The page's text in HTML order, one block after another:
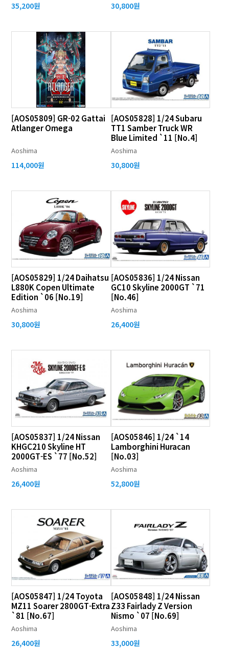
35,200원 30,800원
[AOS05809] GR-02 Gattai
Atlanger Omega
Aoshima
114,000원
[AOS05828] 1/24 Subaru
TT1 Samber Truck WR
Blue Limited `11 [No.4]
Aoshima
30,800원
[AOS05829] 1/24 Daihatsu
L880K Copen Ultimate
Edition `06 [No.19]
Aoshima
30,800원
[AOS05836] 1/24 Nissan
GC10 Skyline 2000GT `71
[No.46]
Aoshima
26,400원
[AOS05837] 1/24 Nissan
KHGC210 Skyline HT
2000GT-ES `77 [No.52]
Aoshima
26,400원
[AOS05846] 1/24 `14
Lamborghini Huracan
[No.03]
Aoshima
52,800원
[AOS05847] 1/24 Toyota
MZ11 Soarer 2800GT-Extra
`81 [No.67]
Aoshima
26,400원
[AOS05848] 1/24 Nissan
Z33 Fairlady Z Version
Nismo `07 [No.69]
Aoshima
33,000원